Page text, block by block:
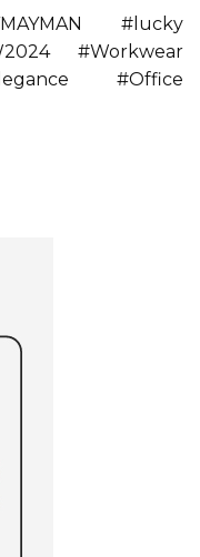
#lucky
#Workwear
#Office